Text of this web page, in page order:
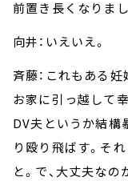
前置き長くなりまし
向井：いえいえ。
斉藤：これもある
お家に引っ越して
DV夫というか結構
り殴り飛ばす。そ
と。で、大丈夫なの